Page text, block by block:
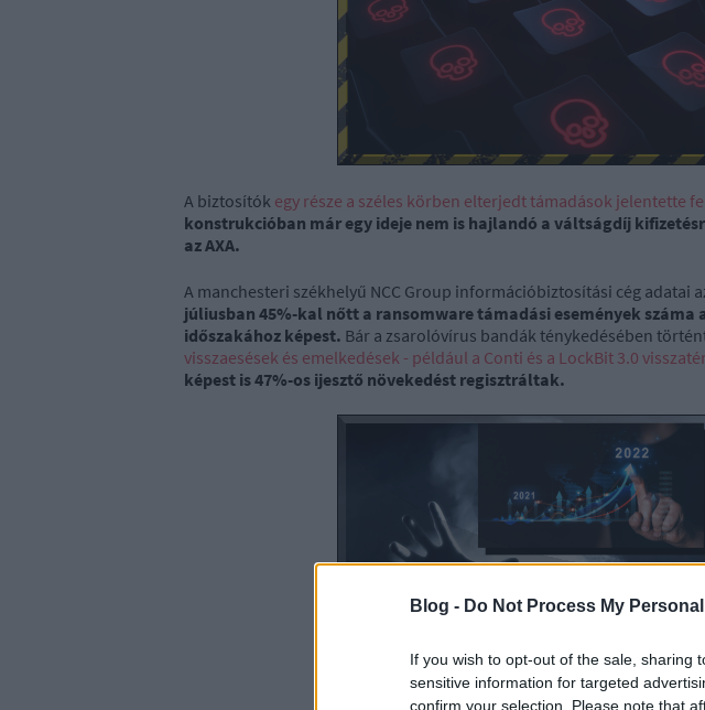
Blog - Do Not Process My
If you wish to opt-out of the sale, sharing
sensitive information for targeted
confirm your selection. Please note that
A biztosítók egy része a széles körben elterjedt támadások jelentette
konstrukcióban már egy ideje nem is hajlandó a váltságdíj
az AXA.
A manchesteri székhelyű NCC Group információbiztosítási cég adatai
júliusban 45%-kal nőtt a ransomware támadási események száma
időszakához képest. Bár a zsarolóvírus bandák ténykedésében
visszaesések és emelkedések - például a Conti és a LockBit 3.0
képest is 47%-os ijesztő növekedést regisztráltak.